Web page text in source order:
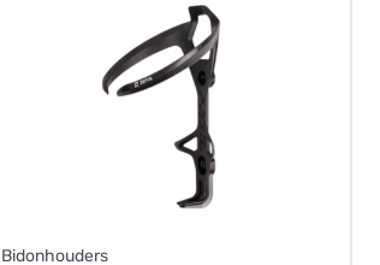
Bidonhouders